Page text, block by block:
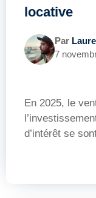
locative
Par
7
En 2025, le
d’intérêt se